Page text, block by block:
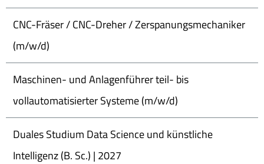
CNC-Fräser / CNC-Dreher / Zerspanungsmechaniker
(m/w/d)
Maschinen- und Anlagenführer teil- bis
vollautomatisierter Systeme (m/w/d)
Duales Studium Data Science und künstliche
Intelligenz (B. Sc.) | 2027